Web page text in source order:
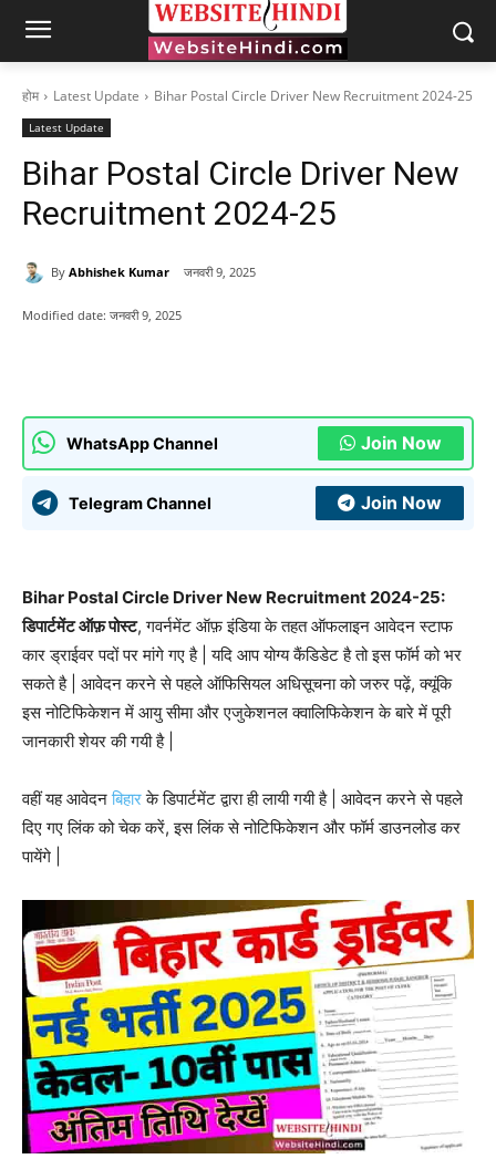
होम Latest Update Bihar Postal Circle Driver New Recruitment 2024-25
Latest Update
Bihar Postal Circle Driver New
Recruitment 2024-25
By Abhishek Kumar जनवरी 9, 2025
Modified date: जनवरी 9, 2025
WhatsApp Channel Join Now
Telegram Channel Join Now
Bihar Postal Circle Driver New Recruitment 2024-25:
डिपार्टमेंट ऑफ़ पोस्ट, गवर्नमेंट ऑफ़ इंडिया के तहत ऑफलाइन आवेदन स्टाफ
कार ड्राईवर पदों पर मांगे गए है | यदि आप योग्य कैंडिडेट है तो इस फॉर्म को भर
सकते है | आवेदन करने से पहले ऑफिसियल अधिसूचना को जरुर पढ़ें, क्यूंकि
इस नोटिफिकेशन में आयु सीमा और एजुकेशनल क्वालिफिकेशन के बारे में पूरी
जानकारी शेयर की गयी है |
वहीं यह आवेदनबिहारके डिपार्टमेंट द्वारा ही लायी गयी है | आवेदन करने से पहले
दिए गए लिंक को चेक करें, इस लिंक से नोटिफिकेशन और फॉर्म डाउनलोड कर
पायेंगे |